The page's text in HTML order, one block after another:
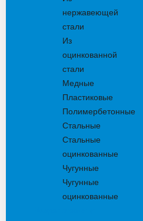
нержавеющей
стали
Из
оцинкованной
стали
Медные
Пластиковые
Полимербетонные
Стальные
Стальные
оцинкованные
Чугунные
Чугунные
оцинкованные